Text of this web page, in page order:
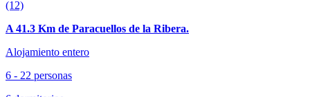
(12)
A 41.3 Km de Paracuellos de la Ribera.
Alojamiento entero
6 - 22 personas